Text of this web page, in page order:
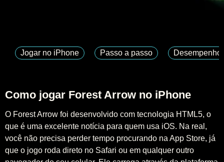
Jogar no iPhone Passo a passo Desempenho
Como jogar Forest Arrow no iPhone
O Forest Arrow foi desenvolvido com tecnologia HTML5, o
que é uma excelente notícia para quem usa iOS. Na real,
você não precisa perder tempo procurando na App Store, já
que o jogo roda direto no Safari ou em qualquer outro